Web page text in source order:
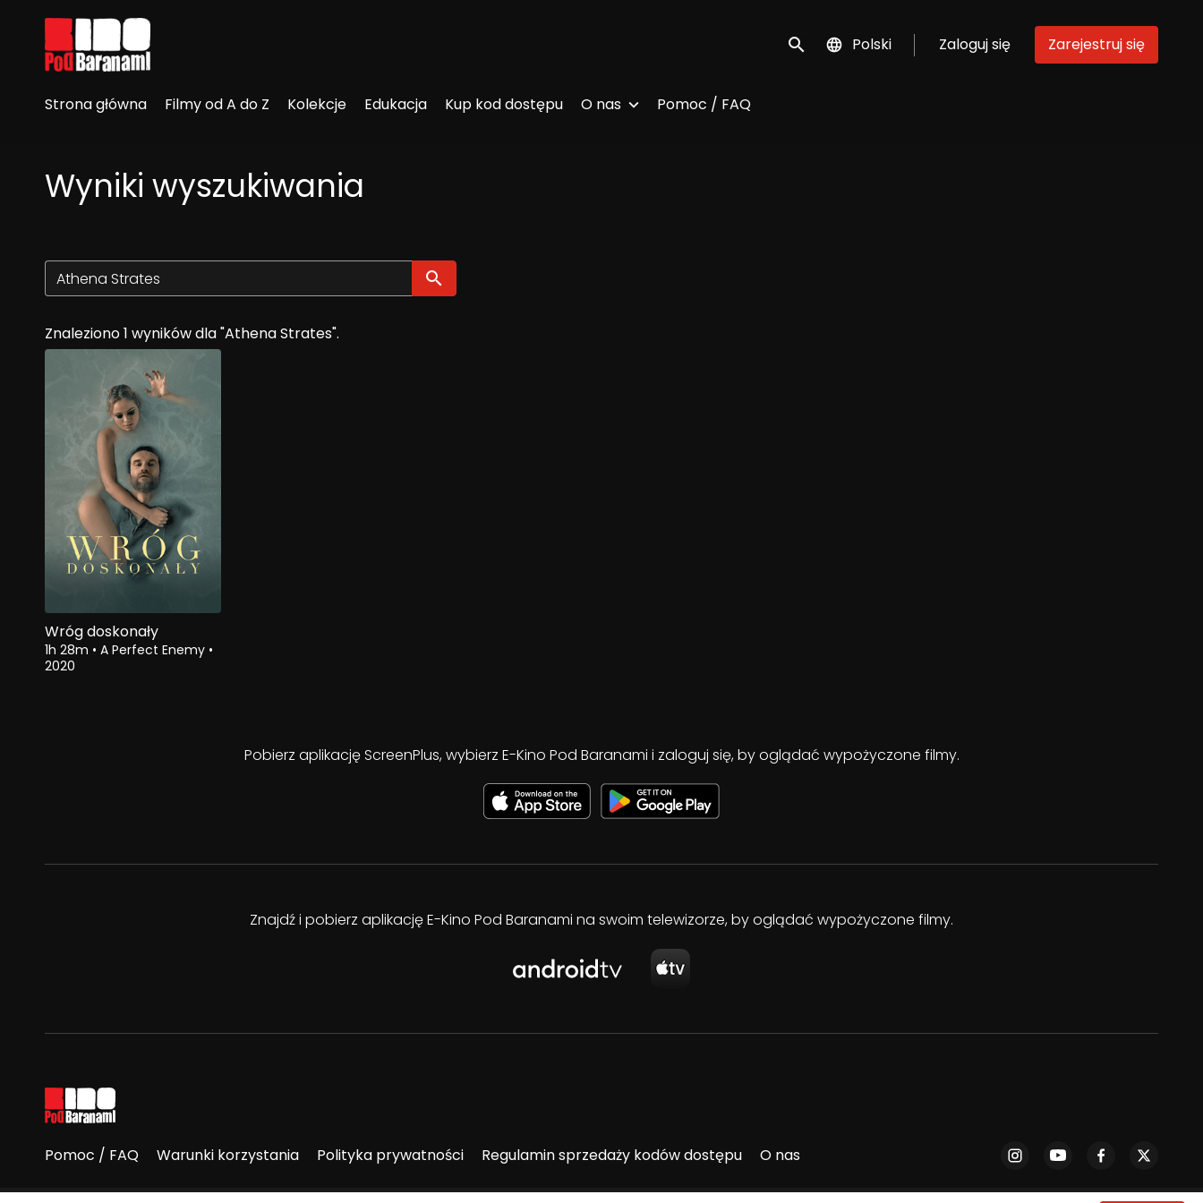
Linki ułatwień dostępu
Wyszukaj Polski Zaloguj się Zarejestruj się
Strona główna Filmy od A do Z Kolekcje Edukacja Kup kod dostępu O nas Pomoc / FAQ
Wyniki wyszukiwania
Wyszukaj
Znaleziono 1 wyników dla "Athena Strates".
Wróg doskonały
1h 28m • A Perfect Enemy •
2020
Pobierz aplikację ScreenPlus, wybierz E-Kino Pod Baranami i zaloguj się, by oglądać wypożyczone filmy.
Znajdź i pobierz aplikację E-Kino Pod Baranami na swoim telewizorze, by oglądać wypożyczone filmy.
Pomoc / FAQ Warunki korzystania Polityka prywatności Regulamin sprzedaży kodów dostępu O nas